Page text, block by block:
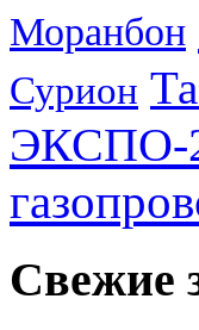
Моранбон
Сурион
ЭКСПО-
Свежие